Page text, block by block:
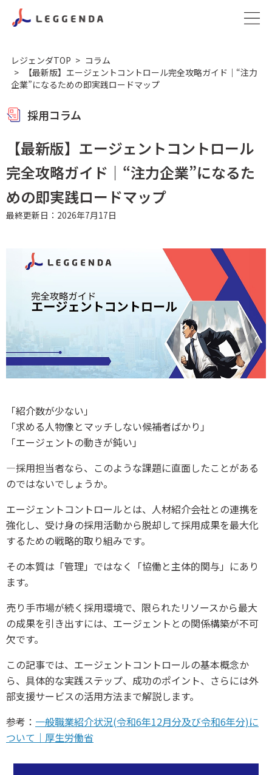
レジェンダTOP
コラム
【最新版】エージェントコントロール完全攻略ガイド｜“注力
企業”になるための即実践ロードマップ
採用コラム
【最新版】エージェントコントロール
完全攻略ガイド｜“注力企業”になるた
めの即実践ロードマップ
最終更新日：2026年7月17日
「紹介数が少ない」
「求める人物像とマッチしない候補者ばかり」
「エージェントの動きが鈍い」
―採用担当者なら、このような課題に直面したことがある
のではないでしょうか。
エージェントコントロールとは、人材紹介会社との連携を
強化し、受け身の採用活動から脱却して採用成果を最大化
するための戦略的取り組みです。
その本質は「管理」ではなく「協働と主体的関与」にあり
ます。
売り手市場が続く採用環境で、限られたリソースから最大
の成果を引き出すには、エージェントとの関係構築が不可
欠です。
この記事では、エージェントコントロールの基本概念か
ら、具体的な実践ステップ、成功のポイント、さらには外
部支援サービスの活用方法まで解説します。
参考： 一般職業紹介状況(令和6年12月分及び令和6年分)に
ついて｜厚生労働省